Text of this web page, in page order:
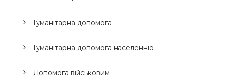
Гуманітарна допомога
Гуманітарна допомога населенню
Допомога військовим